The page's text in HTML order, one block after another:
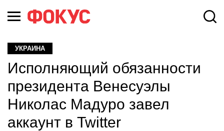
УКРАИНА
Исполняющий обязанности
президента Венесуэлы
Николас Мадуро завел
аккаунт в Twitter